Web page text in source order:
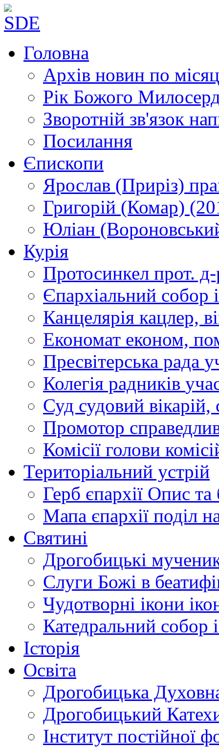
Головна
Архів новин по
Рік Божого
Зворотній зв'язок
Посилання
Єпископи
Ярослав (Приріз)
Григорій (Комар)
Юліан
Курія
Протосинкел прот.
Єпархіальний собор
Канцелярія кацлер,
Економат економ,
Пресвітерська рада
Колегія радників
Суд судовий вікарій,
Промотор
Комісії голови
Територіальний устрій
Герб єпархії Опис та
Мапа єпархії поділ
Святині
Дрогобицькі
Слуги Божі в
Чудотворні ікони
Катедральний собор
Історія
Освіта
Дрогобицька
Дрогобицький
Інститут постійної